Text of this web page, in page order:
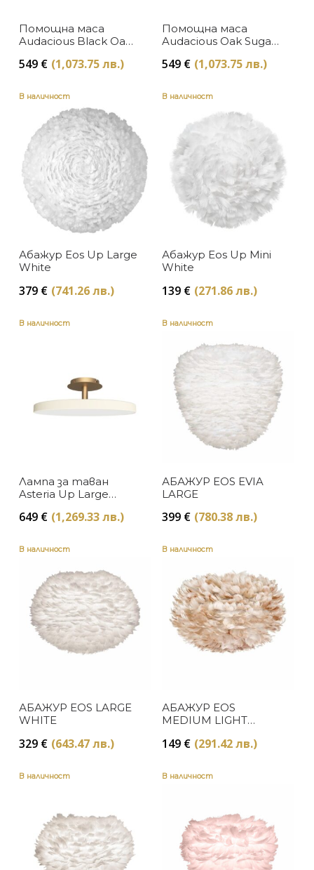
В наличност
Изчерпан, с опция за поръчка
ЦВЯТ
Бяло
Кафяво
Медно
Месинг
Розово
Сиво
Черно
Помощна маса
Audacious Black Oak
549 € (1,073.75 лв.)
Помощна маса
Audacious Oak Sugar
549 € (1,073.75 лв.)
В наличност
Абажур Eos Up Large
White
379 € (741.26 лв.)
В наличност
Абажур Eos Up Mini
White
139 € (271.86 лв.)
В наличност
Лампа за таван
Asteria Up Large
649 € (1,269.33 лв.)
В наличност
АБАЖУР EOS EVIA
LARGE
399 € (780.38 лв.)
В наличност
АБАЖУР EOS LARGE
WHITE
329 € (643.47 лв.)
В наличност
АБАЖУР EOS
MEDIUM LIGHT
149 € (291.42 лв.)
В наличност В наличност